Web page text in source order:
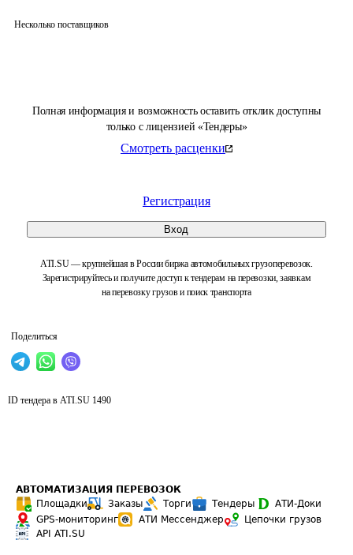
Полная информация и возможность оставить отклик доступны
только с лицензией «Тендеры»
Смотреть расценки
Регистрация
Вход
ATI.SU — крупнейшая в России биржа автомобильных грузоперевозок.
Зарегистрируйтесь и получите доступ к тендерам на перевозки, заявкам
на перевозку грузов и поиск транспорта
Поделиться
Несколько поставщиков
ID тендера в ATI.SU 1490
АВТОМАТИЗАЦИЯ ПЕРЕВОЗОК
Площадки
Заказы Торги Тендеры
АТИ-Доки
GPS-мониторинг
АТИ Мессенджер
Цепочки грузов
API ATI.SU